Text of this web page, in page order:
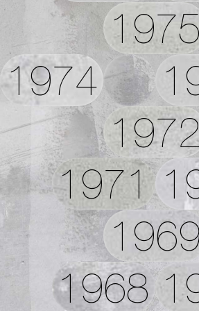
1975
1974
1971
1969
1968